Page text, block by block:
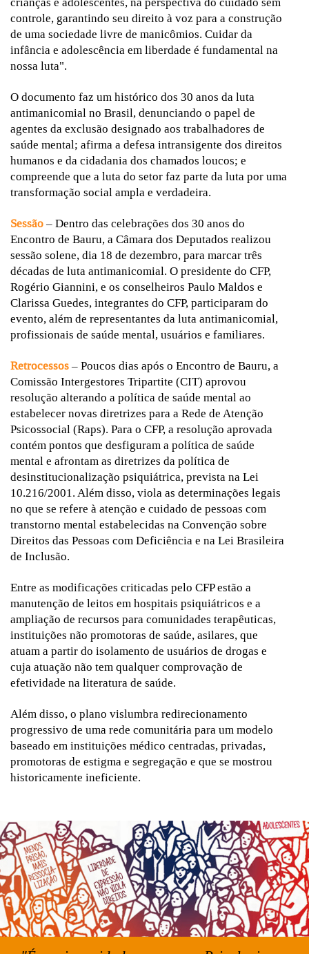
controle, garantindo seu direito à voz para a construção
de uma sociedade livre de manicômios. Cuidar da
infância e adolescência em liberdade é fundamental na
nossa luta".
O documento faz um histórico dos 30 anos da luta
antimanicomial no Brasil, denunciando o papel de
agentes da exclusão designado aos trabalhadores de
saúde mental; afirma a defesa intransigente dos direitos
humanos e da cidadania dos chamados loucos; e
compreende que a luta do setor faz parte da luta por uma
transformação social ampla e verdadeira.
Sessão– Dentro das celebrações dos 30 anos do
Encontro de Bauru, a Câmara dos Deputados realizou
sessão solene, dia 18 de dezembro, para marcar três
décadas de luta antimanicomial. O presidente do CFP,
Rogério Giannini, e os conselheiros Paulo Maldos e
Clarissa Guedes, integrantes do CFP, participaram do
evento, além de representantes da luta antimanicomial,
profissionais de saúde mental, usuários e familiares.
Retrocessos– Poucos dias após o Encontro de Bauru, a
Comissão Intergestores Tripartite (CIT) aprovou
resolução alterando a política de saúde mental ao
estabelecer novas diretrizes para a Rede de Atenção
Psicossocial (Raps). Para o CFP, a resolução aprovada
contém pontos que desfiguram a política de saúde
mental e afrontam as diretrizes da política de
desinstitucionalização psiquiátrica, prevista na Lei
10.216/2001. Além disso, viola as determinações legais
no que se refere à atenção e cuidado de pessoas com
transtorno mental estabelecidas na Convenção sobre
Direitos das Pessoas com Deficiência e na Lei Brasileira
de Inclusão.
Entre as modificações criticadas pelo CFP estão a
manutenção de leitos em hospitais psiquiátricos e a
ampliação de recursos para comunidades terapêuticas,
instituições não promotoras de saúde, asilares, que
atuam a partir do isolamento de usuários de drogas e
cuja atuação não tem qualquer comprovação de
efetividade na literatura de saúde.
Além disso, o plano vislumbra redirecionamento
progressivo de uma rede comunitária para um modelo
baseado em instituições médico centradas, privadas,
promotoras de estigma e segregação e que se mostrou
historicamente ineficiente.